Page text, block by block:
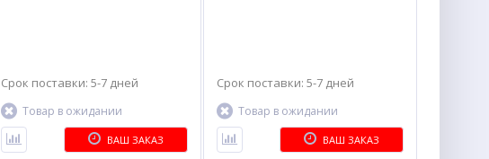
Срок поставки: 5-7 дней
Товар в ожидании
ВАШ ЗАКАЗ
Срок поставки: 5-7 дней
Товар в ожидании
ВАШ ЗАКАЗ